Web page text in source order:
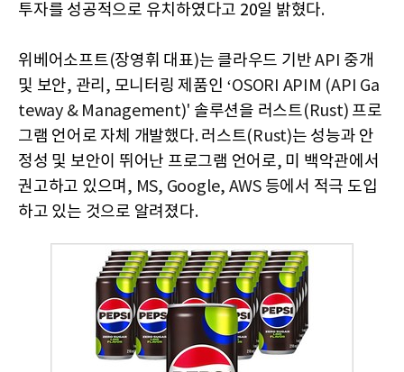
투자를 성공적으로 유치하였다고 20일 밝혔다.
위베어소프트(장영휘 대표)는 클라우드 기반API 중개
및 보안, 관리 , 모니터링 제품인 ‘OSORI APIM (API Ga
teway & Management)' 솔루션을 러스트(Rust) 프로
그램 언어로 자체 개발했다.러스트(Rust)는 성능과 안
정성 및 보안이 뛰어난 프로그램 언어로, 미 백악관에서
권고하고 있으며 , MS, Google, AWS 등에서 적극 도입
하고 있는 것으로 알려졌다.